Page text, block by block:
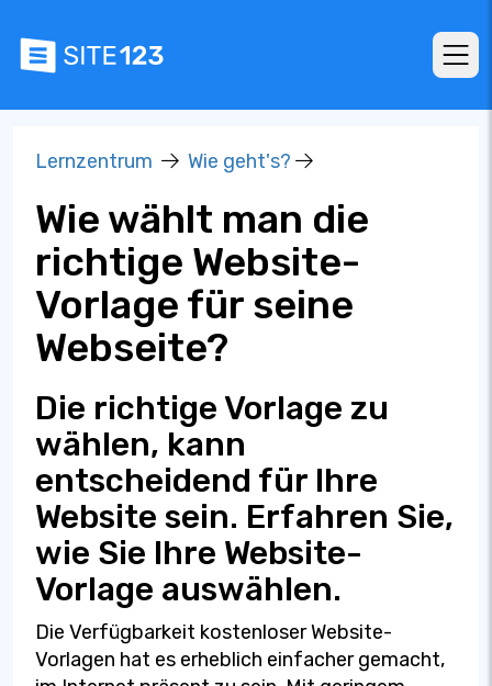
Lernzentrum Wie geht's?
Wie wählt man die
richtige Website-
Vorlage für seine
Webseite?
Die richtige Vorlage zu
wählen, kann
entscheidend für Ihre
Website sein. Erfahren Sie,
wie Sie Ihre Website-
Vorlage auswählen.
Die Verfügbarkeit kostenloser Website-
Vorlagen hat es erheblich einfacher gemacht,